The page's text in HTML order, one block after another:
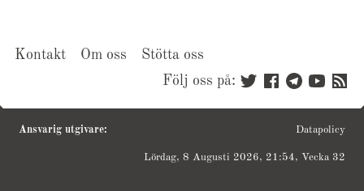
Kontakt Om oss
Stötta oss
Följ oss på:
Ansvarig utgivare: Datapolicy
Lördag, 8 Augusti 2026, 21:54, Vecka 32